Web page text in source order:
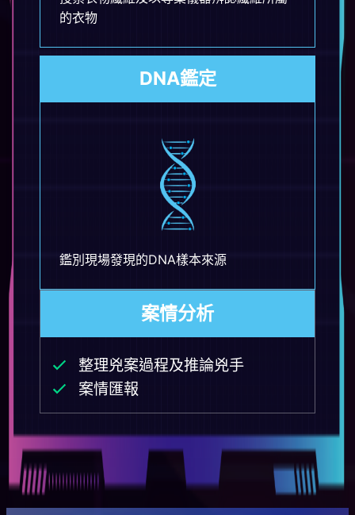
的衣物
DNA鑑定
鑑別現場發現的DNA樣本來源
案情分析
整理兇案過程及推論兇手
案情匯報